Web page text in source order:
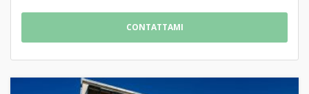
CONTATTAMI